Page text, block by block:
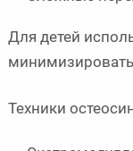
Для детей
минимизировать
Техники